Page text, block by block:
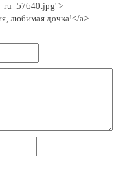
>
любимая дочка!</a>